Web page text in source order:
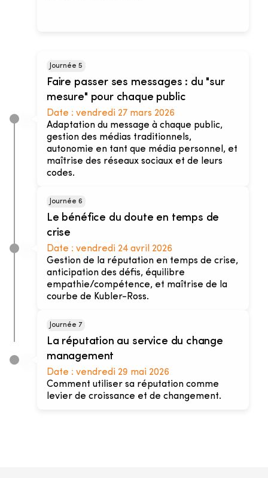
Journée 5
Faire passer ses messages : du "sur
mesure" pour chaque public
Date : vendredi 27 mars 2026
Adaptation du message à chaque public,
gestion des médias traditionnels,
autonomie en tant que média personnel, et
maîtrise des réseaux sociaux et de leurs
codes.
Journée 6
Le bénéfice du doute en temps de
crise
Date : vendredi 24 avril 2026
Gestion de la réputation en temps de crise,
anticipation des défis, équilibre
empathie/compétence, et maîtrise de la
courbe de Kubler-Ross.
Journée 7
La réputation au service du change
management
Date : vendredi 29 mai 2026
Comment utiliser sa réputation comme
levier de croissance et de changement.